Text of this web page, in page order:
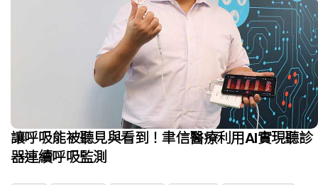
讓呼吸能被聽見與看到！聿信醫療利用AI實現聽診
器連續呼吸監測